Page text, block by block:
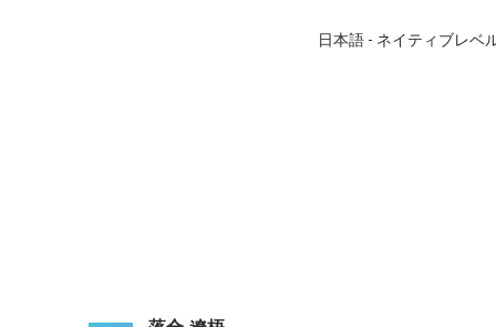
日本語- ネイティブレベ